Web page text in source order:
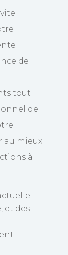
de
tout
de
au mieux
à
et des